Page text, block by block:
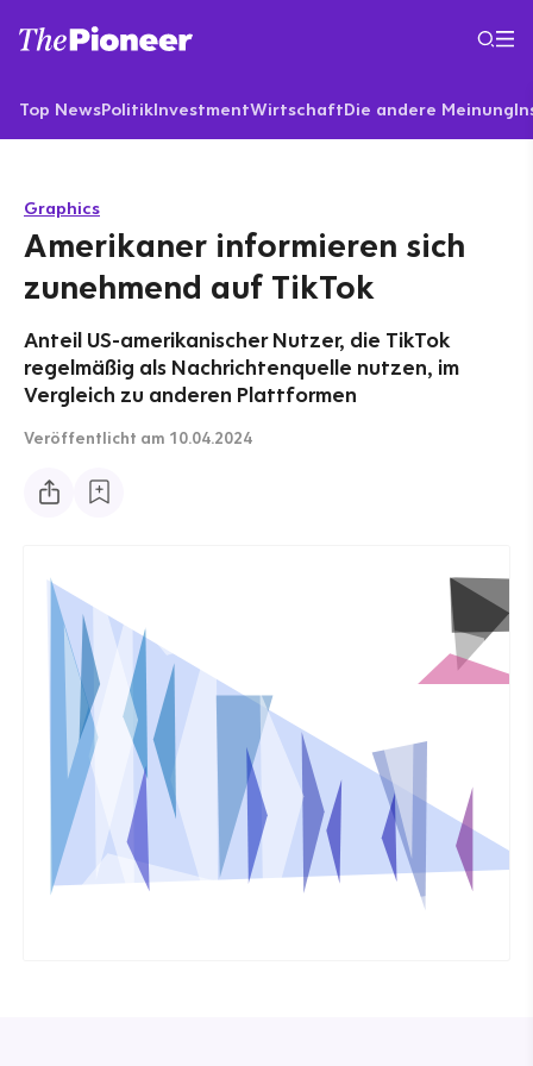
Top NewsPolitikInvestmentWirtschaftDie andere Meinung
Graphics
Amerikaner informieren sich
zunehmend auf TikTok
Anteil US-amerikanischer Nutzer, die TikTok
regelmäßig als Nachrichtenquelle nutzen, im
Vergleich zu anderen Plattformen
Veröffentlicht am 10.04.2024